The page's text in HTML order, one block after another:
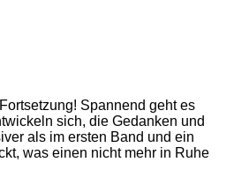
Spannend geht es
sich, die Gedanken und
als im ersten Band und ein
was einen nicht mehr in Ruhe